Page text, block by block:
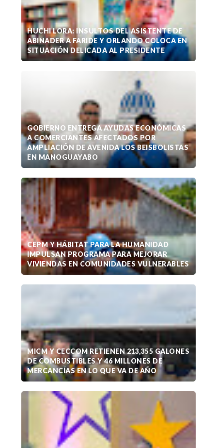
HUCHI LORA: INSULTOS DEL ASISTENTE DE
ABINADER A FARIDE Y ORLANDO COLOCA EN
SITUACIÓN DELICADA AL PRESIDENTE
GOBIERNO ENTREGA AYUDAS ECONÓMICAS
A COMERCIANTES AFECTADOS POR
AMPLIACIÓN DE AVENIDA LOS BEISBOLISTAS
EN MANOGUAYABO
CEPM Y HÁBITAT PARA LA HUMANIDAD
IMPULSAN PROGRAMA PARA MEJORAR
VIVIENDAS EN COMUNIDADES VULNERABLES
MICM Y CECCOM RETIENEN 213,355 GALONES
DE COMBUSTIBLES Y 46 MILLONES DE
MERCANCÍAS EN LO QUE VA DE AÑO